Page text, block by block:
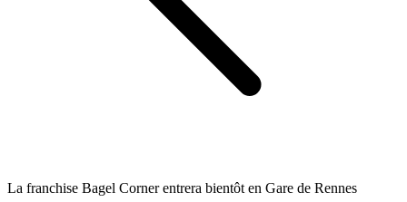
La franchise Bagel Corner entrera bientôt en Gare de Rennes